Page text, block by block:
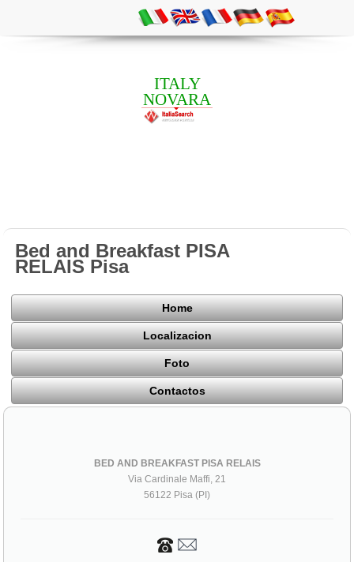
ITALY
NOVARA
Bed and Breakfast PISA
RELAIS Pisa
Home
Localizacion
Foto
Contactos
BED AND BREAKFAST PISA RELAIS
Via Cardinale Maffi, 21
56122 Pisa (PI)